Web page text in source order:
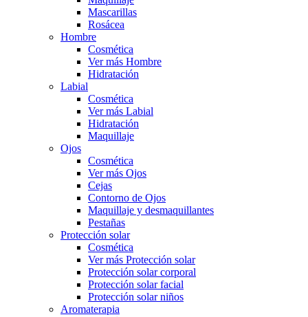
Mascarillas
Rosácea
Hombre
Cosmética
Ver más Hombre
Hidratación
Labial
Cosmética
Ver más Labial
Hidratación
Maquillaje
Ojos
Cosmética
Ver más Ojos
Cejas
Contorno de Ojos
Maquillaje y desmaquillantes
Pestañas
Protección solar
Cosmética
Ver más Protección solar
Protección solar corporal
Protección solar facial
Protección solar niños
Aromaterapia